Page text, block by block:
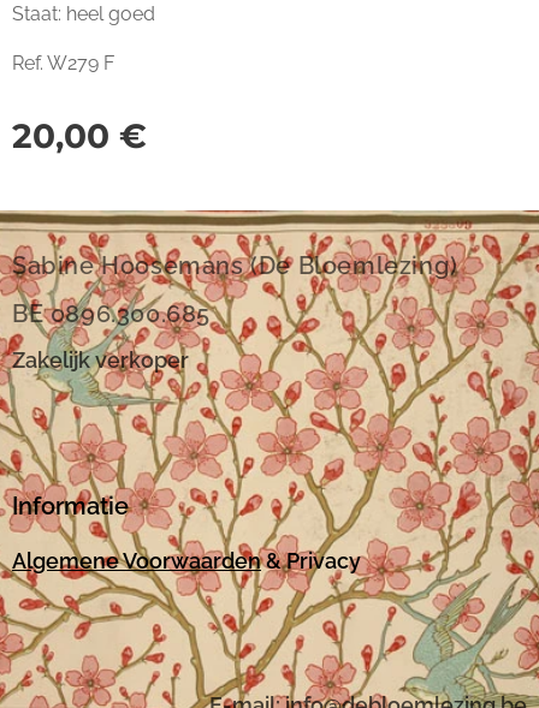
Staat: heel goed
Ref. W279 F
20,00 €
Sabine Hoosemans (De Bloemlezing)
BE 0896.300.685
Zakelijk verkoper
Informatie
Algemene Voorwaarden& Privacy